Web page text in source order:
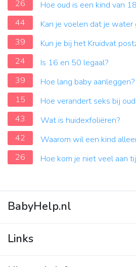
26
Hoe oud is een kind van
44
Kan je voelen dat je water
39
Kun je bij het Kruidvat
24
Is 16 en 50 legaal?
39
Hoe lang baby aanleggen?
15
Hoe verandert seks bij
43
Wat is huidexfoliëren?
42
Waarom wil een kind
26
Hoe kom je niet veel aan
BabyHelp.nl
Vraag & Antwoord
Links